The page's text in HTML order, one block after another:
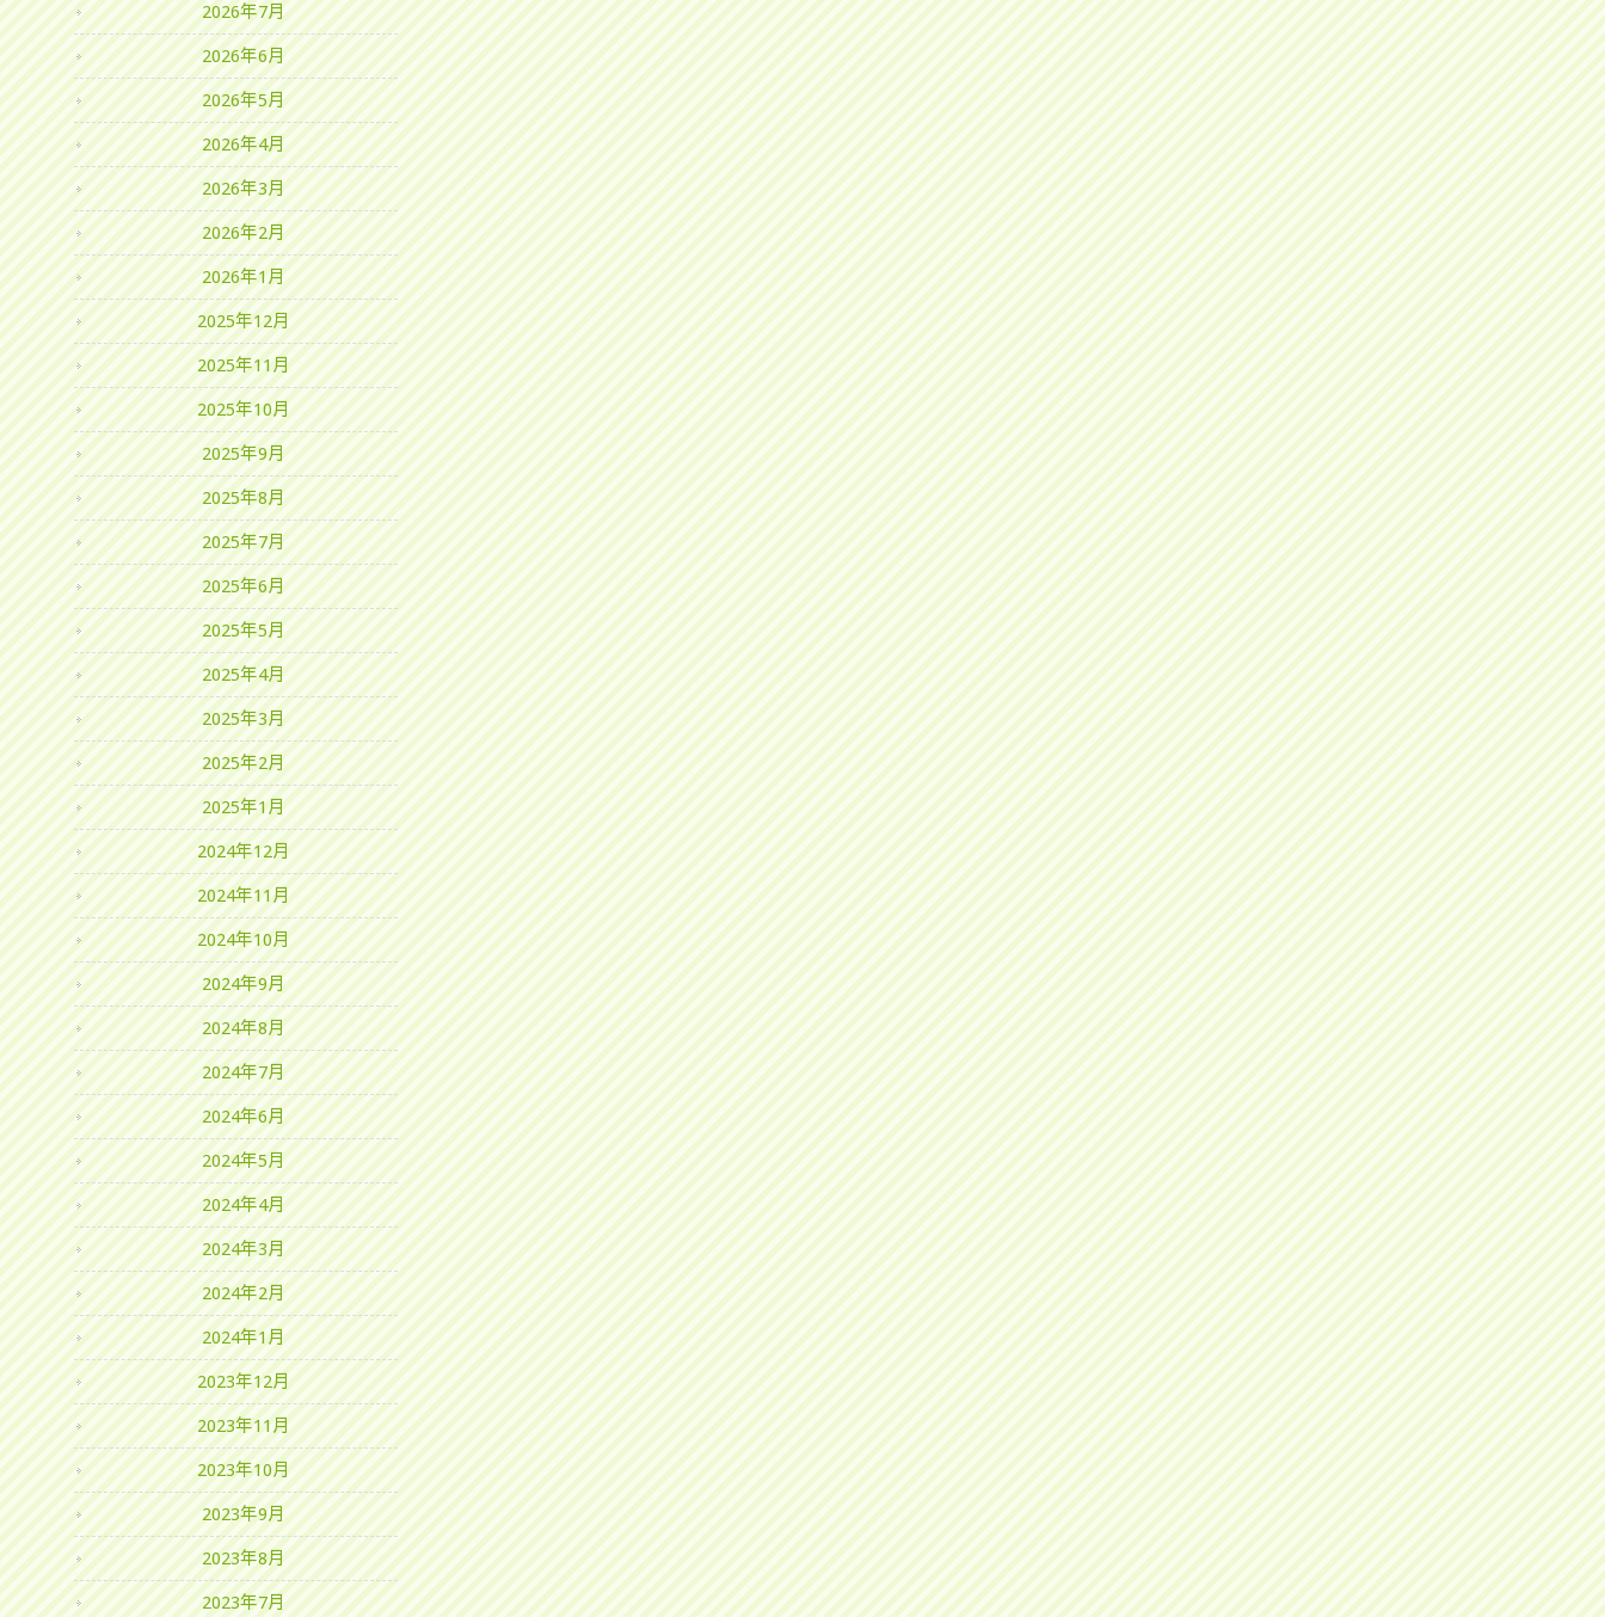
2026年7月
2026年6月
2026年5月
2026年4月
2026年3月
2026年2月
2026年1月
2025年12月
2025年11月
2025年10月
2025年9月
2025年8月
2025年7月
2025年6月
2025年5月
2025年4月
2025年3月
2025年2月
2025年1月
2024年12月
2024年11月
2024年10月
2024年9月
2024年8月
2024年7月
2024年6月
2024年5月
2024年4月
2024年3月
2024年2月
2024年1月
2023年12月
2023年11月
2023年10月
2023年9月
2023年8月
2023年7月